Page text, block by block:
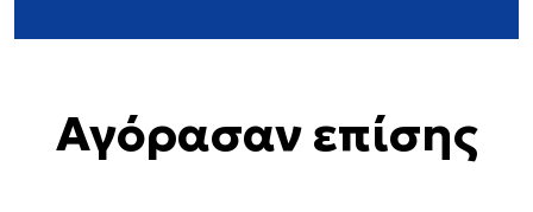
Αγόρασαν επίσης